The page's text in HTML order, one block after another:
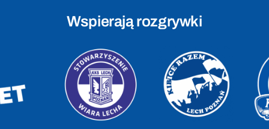
Wspierają rozgrywki